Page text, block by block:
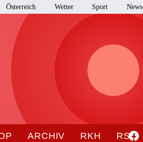
Österreich Wetter Sport News
ARCHIV RKH RSO